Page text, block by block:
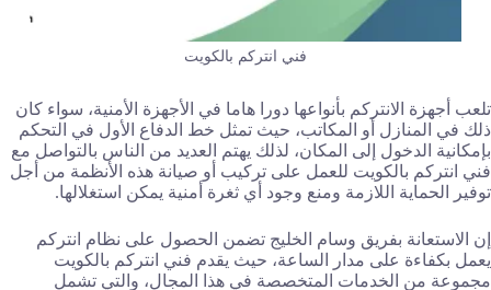
فني انتركم بالكويت
تلعب أجهزة الانتركم بأنواعها دورا هاما في الأجهزة الأمنية، سواء كان
ذلك في المنازل أو المكاتب، حيث تمثل خط الدفاع الأول في التحكم
بإمكانية الدخول إلى المكان، لذلك يهتم العديد من الناس بالتواصل مع
فني انتركم بالكويت للعمل على تركيب أو صيانة هذه الأنظمة من أجل
توفير الحماية اللازمة ومنع وجود أي ثغرة أمنية يمكن استغلالها.
إن الاستعانة بفريق وسام الخليج تضمن الحصول على نظام انتركم
يعمل بكفاءة على مدار الساعة، حيث يقدم فني انتركم بالكويت
مجموعة من الخدمات المتخصصة في هذا المجال، والتي تشمل